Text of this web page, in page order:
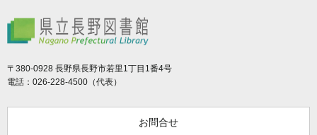
県立長野図書館
〒380-0928 長野県長野市若里1丁目1番4号
電話：026-228-4500（代表）
お問合せ